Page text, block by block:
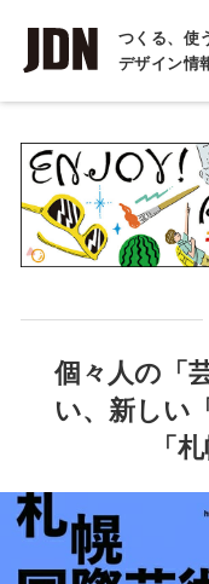
つくる、使
デザイン情
インタビュー
REPORT
レポート
COLUMN
コラム
個々人の「
い、新しい
「